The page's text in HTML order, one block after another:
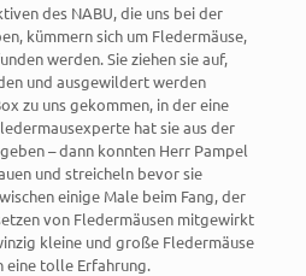
des NABU, die uns bei der
kümmern sich um Fledermäuse,
werden. Sie ziehen sie auf,
und ausgewildert werden
zu uns gekommen, in der eine
hat sie aus der
– dann konnten Herr Pampel
und streicheln bevor sie
einige Male beim Fang, der
von Fledermäusen mitgewirkt
kleine und große Fledermäuse
eine tolle Erfahrung.